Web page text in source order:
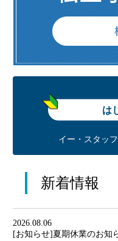
は
イー・スタッ
新着情報
2026.08.06
[お知らせ]夏期休業のお知